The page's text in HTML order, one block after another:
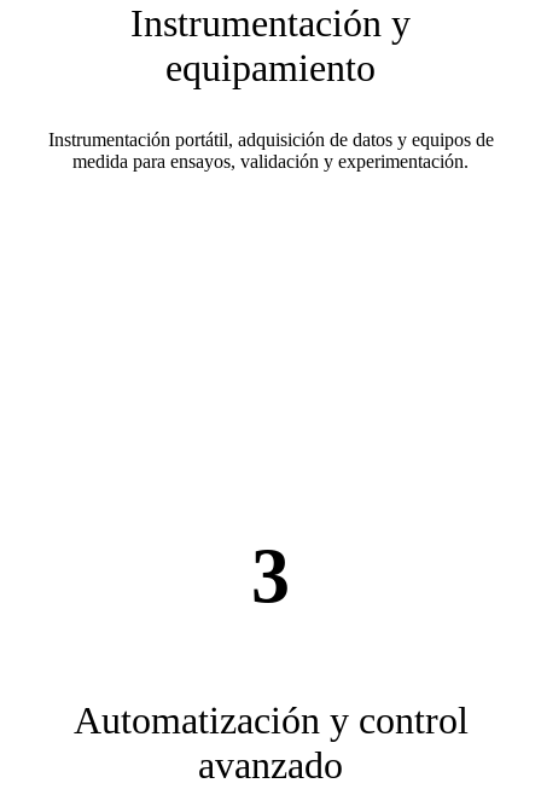
Instrumentación y
equipamiento
Instrumentación portátil, adquisición de datos y equipos de
medida para ensayos, validación y experimentación.
3
Automatización y control
avanzado